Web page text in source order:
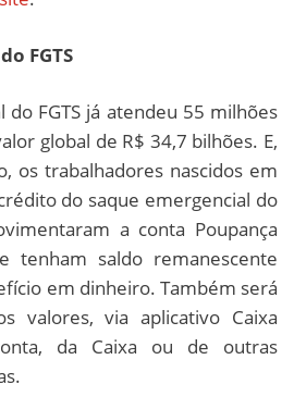
FGTS
do FGTS já atendeu 55 milhões
global de R$ 34,7 bilhões. E,
os trabalhadores nascidos em
do saque emergencial do
a conta Poupança
tenham saldo remanescente
em dinheiro. Também será
valores, via aplicativo Caixa
da Caixa ou de outras